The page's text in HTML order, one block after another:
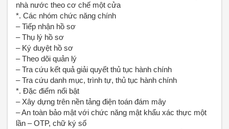
nhà nước theo cơ chế một cửa
*. Các nhóm chức năng chính
– Tiếp nhận hồ sơ
– Thụ lý hồ sơ
– Ký duyệt hồ sơ
– Theo dõi quản lý
– Tra cứu kết quả giải quyết thủ tục hành chính
– Tra cứu danh mục, trình tự, thủ tục hành chính
*. Đặc điểm nổi bật
– Xây dựng trên nền tảng điện toán đám mây
– An toàn bảo mật với chức năng mật khẩu xác thực một
lần – OTP, chữ ký số